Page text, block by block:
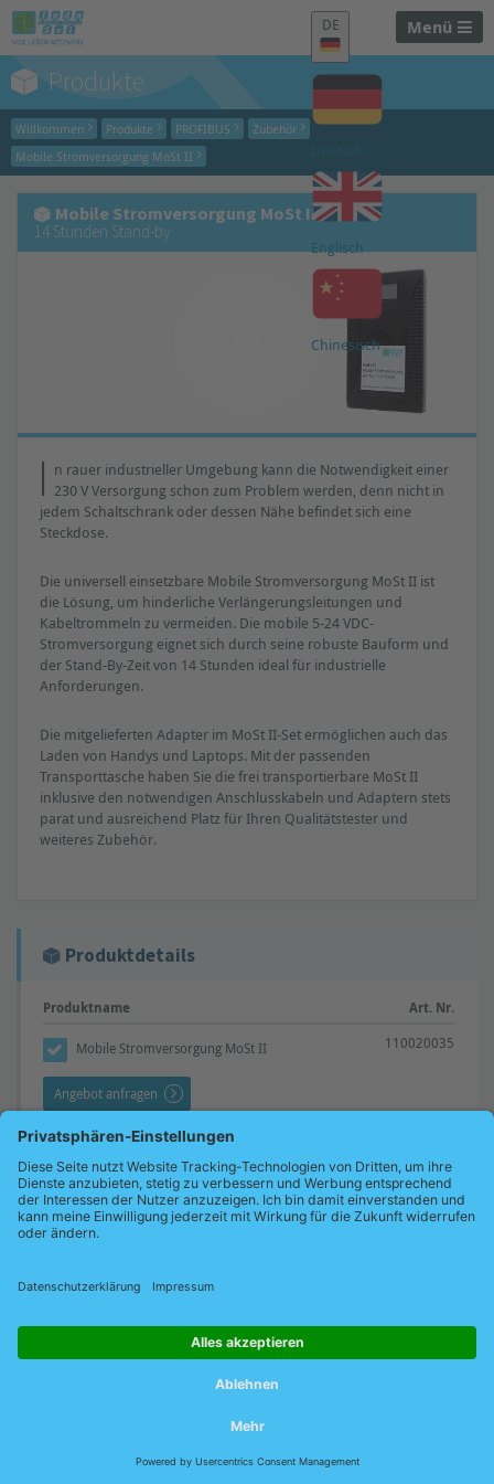
Menü
DE
Englisch
Chinesisch
Produkte
Willkommen Produkte PROFIBUS
Zubehör
Mobile Stromversorgung MoSt II
Mobile Stromversorgung MoSt II
14 Stunden Stand-by
I n rauer industrieller Umgebung kann die Notwendigkeit einer
230 V Versorgung schon zum Problem werden, denn nicht in
jedem Schaltschrank oder dessen Nähe befindet sich eine
Steckdose.
Die universell einsetzbare Mobile Stromversorgung MoSt II ist
die Lösung, um hinderliche Verlängerungsleitungen und
Kabeltrommeln zu vermeiden. Die mobile 5-24 VDC-
Stromversorgung eignet sich durch seine robuste Bauform und
der Stand-By-Zeit von 14 Stunden ideal für industrielle
Anforderungen.
Die mitgelieferten Adapter im MoSt II-Set ermöglichen auch das
Laden von Handys und Laptops. Mit der passenden
Transporttasche haben Sie die frei transportierbare MoSt II
inklusive den notwendigen Anschlusskabeln und Adaptern stets
parat und ausreichend Platz für Ihren Qualitätstester und
weiteres Zubehör.
Produktdetails
Produktname Art. Nr.
Mobile Stromversorgung MoSt II 110020035
Angebot anfragen
Downloads
Technische Details (PDF)